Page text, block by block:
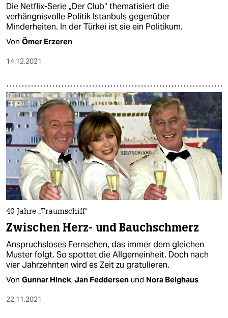
Die Netflix-Serie „Der Club“ thematisiert die
verhängnisvolle Politik Istanbuls gegenüber
Minderheiten. In der Türkei ist sie ein Politikum.
Von Ömer Erzeren
14.12.2021
40 Jahre „Traumschiff“
Zwischen Herz- und Bauchschmerz
Anspruchsloses Fernsehen, das immer dem gleichen
Muster folgt. So spottet die Allgemeinheit. Doch nach
vier Jahrzehnten wird es Zeit zu gratulieren.
Von Gunnar Hinck,Jan Feddersen und Nora Belghaus
22.11.2021